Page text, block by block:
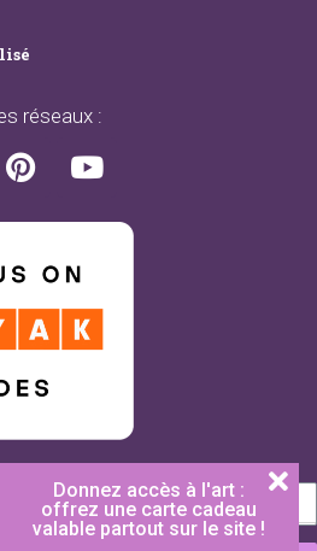
Donnez accès à l'art :
offrez une carte cadeau
valable partout sur le site !
réseaux :